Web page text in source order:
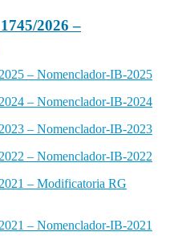
2026 –
– Nomenclador-IB-2025
– Nomenclador-IB-2024
– Nomenclador-IB-2023
– Nomenclador-IB-2022
– Modificatoria RG
– Nomenclador-IB-2021